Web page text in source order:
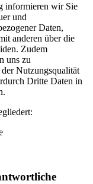
informieren wir Sie
und
Daten,
anderen über die
Zudem
uns zu
Nutzungsqualität
Dritte Daten in